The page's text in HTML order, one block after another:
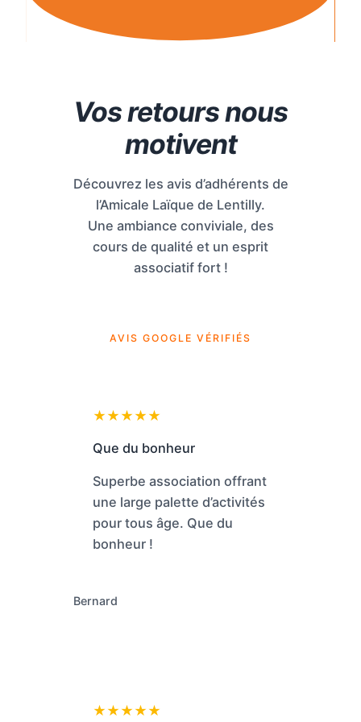
Vos retours nous
motivent
Découvrez les avis d’adhérents de
l’Amicale Laïque de Lentilly.
Une ambiance conviviale, des
cours de qualité et un esprit
associatif fort !
AVIS GOOGLE VÉRIFIÉS
★★★★★
Que du bonheur
Superbe association offrant
une large palette d’activités
pour tous âge. Que du
bonheur !
Bernard
★★★★★